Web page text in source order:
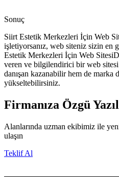
Sonuç
Siirt Estetik Merkezleri İçin Web
işletiyorsanız, web siteniz sizin en
Estetik Merkezleri İçin Web
veren ve bilgilendirici bir web sitesi
danışan kazanabilir hem de marka
yükseltebilirsiniz.
Firmanıza Özgü
Alanlarında uzman ekibimiz ile
ulaşın
Teklif Al